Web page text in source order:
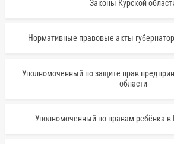
Законы Курской
Нормативные правовые акты
Уполномоченный по защите прав
области
Уполномоченный по правам ребёнка в